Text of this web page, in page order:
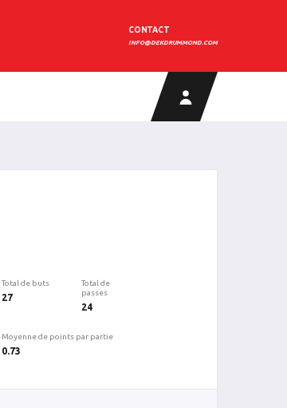
CONTACT
INFO@DEKDRUMMOND.COM
Total de buts
27
Total de
passes
24
Moyenne de points par partie
0.73